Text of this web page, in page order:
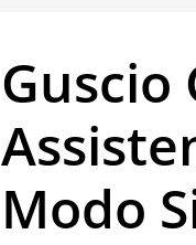
Guscio
Modo